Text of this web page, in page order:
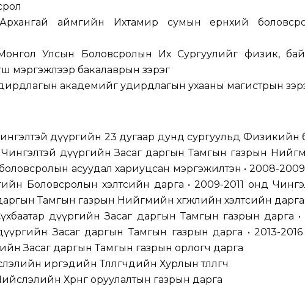
аймгийн Ихтамир сумын ерөнхий
Улсын Боловсролын Их Сургуулийг физик,
мэргэжлээр бакалаврын зэрэг
академийг удирдлагын ухааны магистрын
дүүргийн 23 дугаар дунд сургуульд Физикийн
дүүргийн Засаг даргын Тамгын газрын
боловсролын асуудал хариуцсан мэргэжилтэн • 2008-
Боловсролын хэлтсийн дарга • 2009-2011 онд
Тамгын газрын Нийгмийн хөгжлийн хэлтсийн дарга
дүүргийн Засаг даргын Тамгын газрын дарга •
Засаг даргын Тамгын газрын дарга • 2013-
Засаг даргын Тамгын газрын орлогч дарга
иргэдийн Төлөөлөгчдийн Хурлын төлөөлөгч
Хөрөнгө оруулалтын газрын дарга